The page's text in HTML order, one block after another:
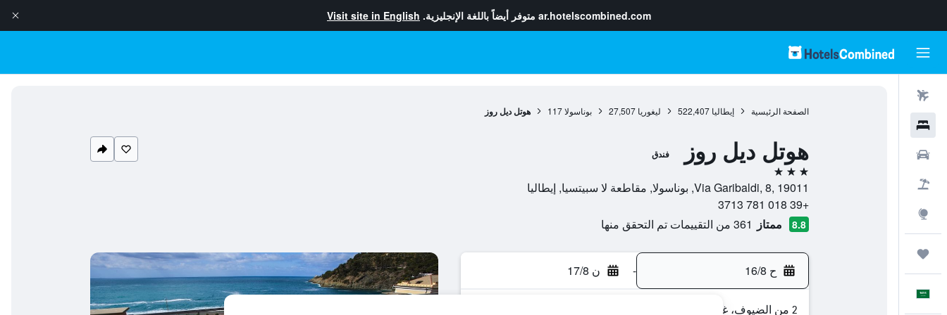
ar.hotelscombined.com متوفر أيضاً باللغة الإنجليزية. Visit site in English
الصفحة الرئيسية إيطاليا 522,407 ليغوريا 27,507 بوناسولا 117 هوتل ديل روز
هوتل ديل روز فندق
3 نجوم
Via Garibaldi, 8, 19011, بوناسولا, مقاطعة لا سبيتسيا, إيطاليا
+39 018 781 3713
8.8 ممتاز 361 من التقييمات تم التحقق منها
ح 16/8 - ن 17/8
2 من الضيوف، غرفة واحدة